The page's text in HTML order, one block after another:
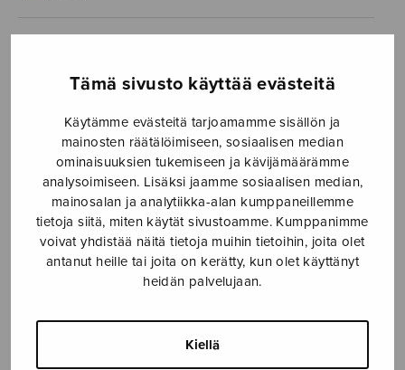
Tämä sivusto käyttää evästeitä
Käytämme evästeitä tarjoamamme sisällön ja
mainosten räätälöimiseen, sosiaalisen median
ominaisuuksien tukemiseen ja kävijämäärämme
analysoimiseen. Lisäksi jaamme sosiaalisen median,
mainosalan ja analytiikka-alan kumppaneillemme
tietoja siitä, miten käytät sivustoamme. Kumppanimme
voivat yhdistää näitä tietoja muihin tietoihin, joita olet
antanut heille tai joita on kerätty, kun olet käyttänyt
heidän palvelujaan.
Kiellä
SEKAKUORO
SOITINKOULUT JA OPPAAT
SOITINMUSIIKKI
YKSINLAULU
Sulasol nuottikauppa